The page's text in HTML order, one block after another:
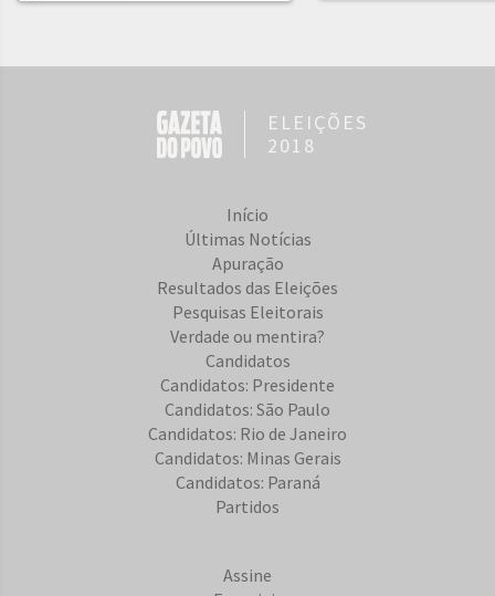
ELEIÇÕES
2018
Início
Últimas Notícias
Apuração
Resultados das Eleições
Pesquisas Eleitorais
Verdade ou mentira?
Candidatos
Candidatos: Presidente
Candidatos: São Paulo
Candidatos: Rio de Janeiro
Candidatos: Minas Gerais
Candidatos: Paraná
Partidos
Assine